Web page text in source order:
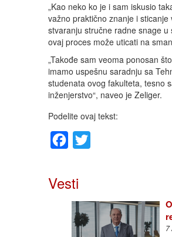
„Kao neko ko je i sam iskusio
važno praktično znanje i
stvaranju stručne radne snage
ovaj proces može uticati na
„Takođe sam veoma ponosan
imamo uspešnu saradnju sa
studenata ovog fakulteta, tesno
inženjerstvo“, naveo je Zeliger.
Podelite ovaj tekst:
Facebook
Vesti
7